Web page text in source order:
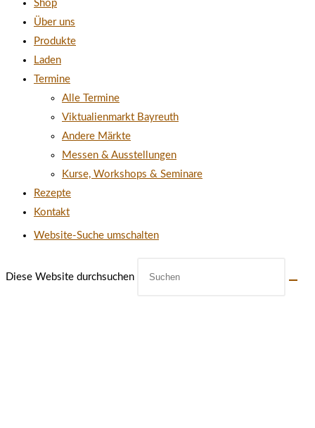
Shop
Über uns
Produkte
Laden
Termine
Alle Termine
Viktualienmarkt Bayreuth
Andere Märkte
Messen & Ausstellungen
Kurse, Workshops & Seminare
Rezepte
Kontakt
Website-Suche umschalten
Diese Website durchsuchen